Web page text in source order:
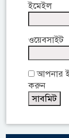
ইমেইল
ওয়েবসাইট
আপনার
করুন